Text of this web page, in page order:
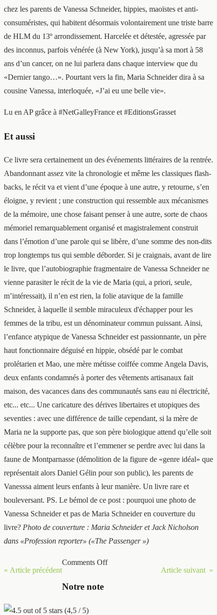
chez les parents de Vanessa Schneider, hippies, maoïstes et anti-
consuméristes, qui habitent désormais volontairement une triste barre
de HLM du 13º arrondissement. Harcelée et détestée, agressée par
des inconnus, parfois vénérée (à New York), jusqu’à sa mort à 58
ans d’un cancer, on ne lui parlera dans chaque interview que du
«Dernier tango…». Pourtant vers la fin, Maria Schneider dira à sa
cousine Vanessa, interloquée, «J’ai eu une belle vie».
Lu en AP grâce à #NetGalleyFrance et #EditionsGrasset
Et aussi
Ce livre sera certainement un des événements littéraires de la rentrée.
Abandonnant assez vite la chronologie et même les classiques flash-
backs, le récit va et vient d’une époque à une autre, y retourne, s’en
éloigne, y revient ; une construction qui ressemble aux mécanismes
de la mémoire, une chose faisant penser à une autre, sorte de chaos
mémoriel remarquablement organisé et magistralement construit
dans l’émotion d’une parole qui se libère, d’une somme des non-dits
trop longtemps tus qui semble déborder. Si je craignais, avant de lire
le livre, que l’autobiographie fragmentaire de Vanessa Schneider ne
vienne parasiter le récit de la vie de Maria (qui, a priori, seule,
m’intéressait), il n’en est rien, la folie atavique de la famille
Schneider, à laquelle il semble miraculeux d'échapper pour les
femmes de la tribu, est un dénominateur commun puissant. Ainsi,
l’enfance atypique de Vanessa Schneider est passionnante, un père
haut fonctionnaire déguisé en hippie, obsédé par le combat
prolétarien et Mao, une mère métisse coiffée comme Angela Davis,
deux enfants condamnés à porter des vêtements artisanaux fait
maison, des vacances dans des communautés sans eau ni électricité,
etc... etc... Une caricature des dérives libertaires et utopiques des
seventies : avec une différence de taille cependant, si la mère de
Maria ne la supporte pas, que son père biologique attend qu’elle soit
célèbre pour la reconnaître et l’emmener se perdre avec lui dans la
faune de Montparnasse (démolition de la figure de «genre idéal» que
représentait alors Daniel Gélin pour son public), les parents de
Vanesssa aiment leurs enfants à leur manière. Un livre rare et
bouleversant. PS. Le bémol de ce post : pourquoi une photo de
Vanessa Schneider et pas de Maria Schneider en couverture du
livre? Photo de couverture : Maria Schneider et Jack Nicholson
dans «Profession reporter» («The Passenger »)
« Article précédent Article suivant »
Comments Off
Notre note
(4,5 / 5)